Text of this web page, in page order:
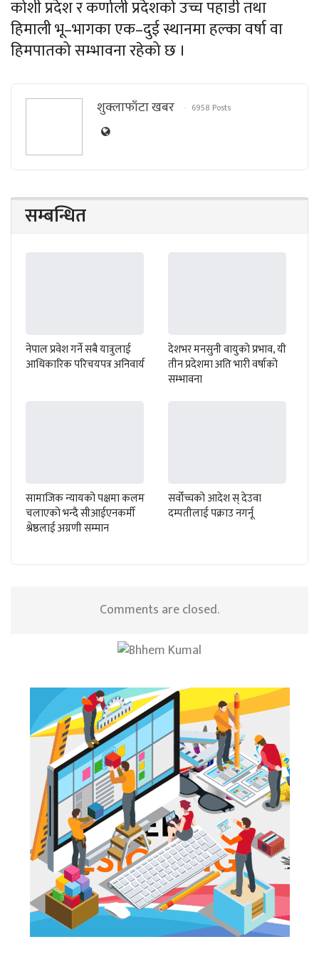
कोशी प्रदेश र कर्णाली प्रदेशको उच्च पहाडी तथा
हिमाली भू–भागका एक–दुई स्थानमा हल्का वर्षा वा
हिमपातको सम्भावना रहेको छ ।
शुक्लाफाँटा खबर 6958 Posts
सम्बन्धित
नेपाल प्रवेश गर्ने सबै यात्रुलाई
आधिकारिक परिचयपत्र अनिवार्य
देशभर मनसुनी वायुको प्रभाव, यी
तीन प्रदेशमा अति भारी वर्षाको
सम्भावना
सामाजिक न्यायको पक्षमा कलम
चलाएको भन्दै सीआईएनकर्मी
श्रेष्ठलाई अग्रणी सम्मान
सर्वोच्चको आदेश स् देउवा
दम्पतीलाई पक्राउ नगर्नू
Comments are closed.